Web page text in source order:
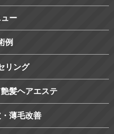
ー
例
リング
髪ヘアエステ
薄毛改善